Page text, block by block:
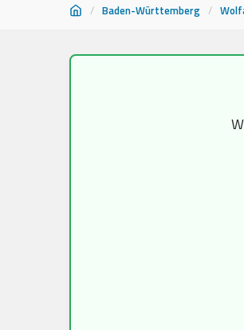
/ Baden-Württemberg /